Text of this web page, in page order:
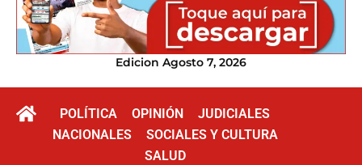
Edicion Agosto 7, 2026
POLÍTICA OPINIÓN
JUDICIALES
NACIONALES
SOCIALES Y CULTURA
SALUD